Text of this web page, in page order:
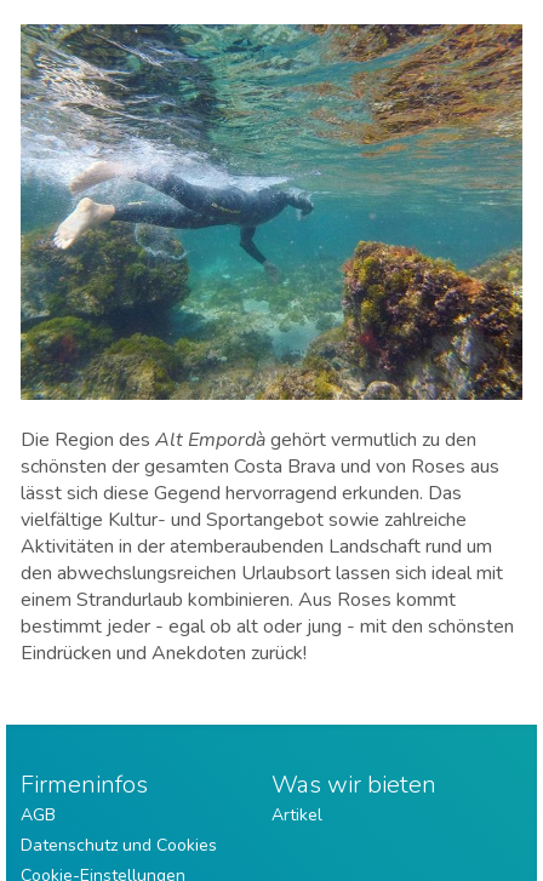
Die Region des Alt Empordàgehört vermutlich zu den
schönsten der gesamten Costa Brava und von Roses aus
lässt sich diese Gegend hervorragend erkunden. Das
vielfältige Kultur- und Sportangebot sowie zahlreiche
Aktivitäten in der atemberaubenden Landschaft rund um
den abwechslungsreichen Urlaubsort lassen sich ideal mit
einem Strandurlaub kombinieren. Aus Roses kommt
bestimmt jeder - egal ob alt oder jung - mit den schönsten
Eindrücken und Anekdoten zurück!
Firmeninfos
AGB
Datenschutz und Cookies
Cookie-Einstellungen
Was wir bieten
Artikel